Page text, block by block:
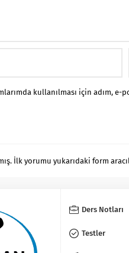
kullanılması için adım,
İlk yorumu yukarıdaki form
Ders Notları
Testler